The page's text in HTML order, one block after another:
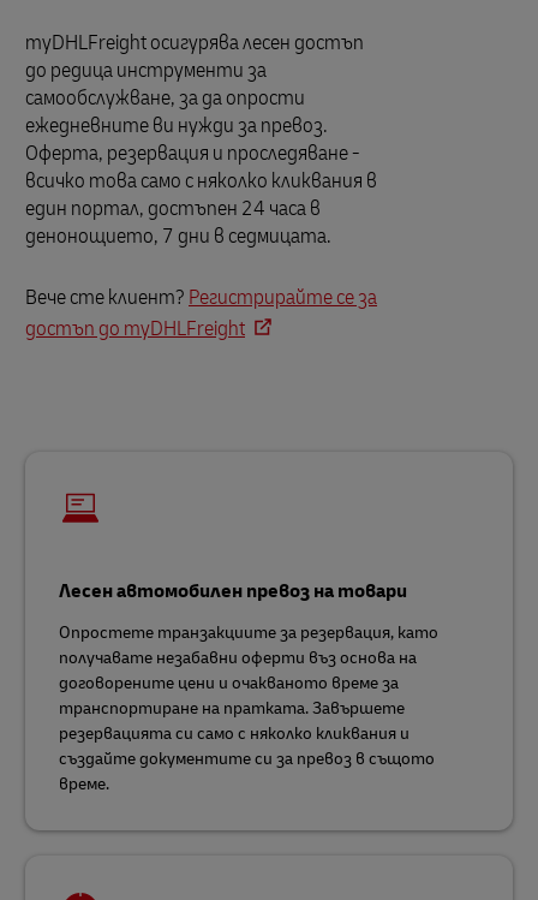
myDHLFreight осигурява лесен достъп
до редица инструменти за
самообслужване, за да опрости
ежедневните ви нужди за превоз.
Оферта, резервация и проследяване -
всичко това само с няколко кликвания в
един портал, достъпен 24 часа в
денонощието, 7 дни в седмицата.
Вече сте клиент? Регистрирайте се за
достъп до myDHLFreight
Лесен автомобилен превоз на товари
Опростете транзакциите за резервация, като
получавате незабавни оферти въз основа на
договорените цени и очакваното време за
транспортиране на пратката. Завършете
резервацията си само с няколко кликвания и
създайте документите си за превоз в същото
време.